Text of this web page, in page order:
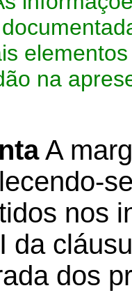
na
A
nos
da
dos